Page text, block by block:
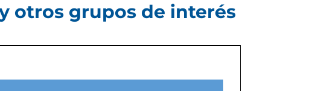
otros grupos de interés